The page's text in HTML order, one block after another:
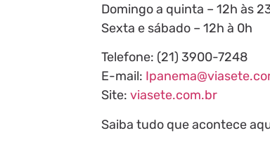
Domingo a quinta – 12h às
Sexta e sábado – 12h à 0h
Telefone: (21) 3900-7248
E-mail:
Site:viasete.com.br
Saiba tudo que acontece